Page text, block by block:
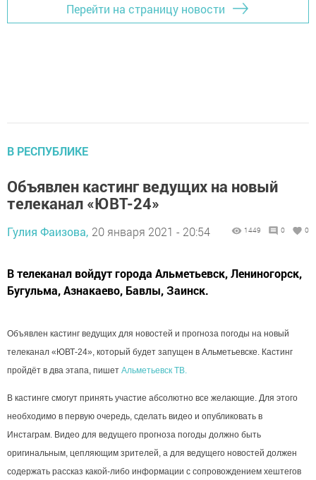
Перейти на страницу новости
В РЕСПУБЛИКЕ
Объявлен кастинг ведущих на новый
телеканал «ЮВТ-24»
Гулия Фаизова, 20 января 2021 - 20:54 1449 0 0
В телеканал войдут города Альметьевск, Лениногорск,
Бугульма, Азнакаево, Бавлы, Заинск.
Объявлен кастинг ведущих для новостей и прогноза погоды на новый
телеканал «ЮВТ-24», который будет запущен в Альметьевске. Кастинг
пройдёт в два этапа, пишет Альметьевск ТВ.
В кастинге смогут принять участие абсолютно все желающие. Для этого
необходимо в первую очередь, сделать видео и опубликовать в
Инстаграм. Видео для ведущего прогноза погоды должно быть
оригинальным, цепляющим зрителей, а для ведущего новостей должен
содержать рассказ какой-либо информации с сопровождением хештегов